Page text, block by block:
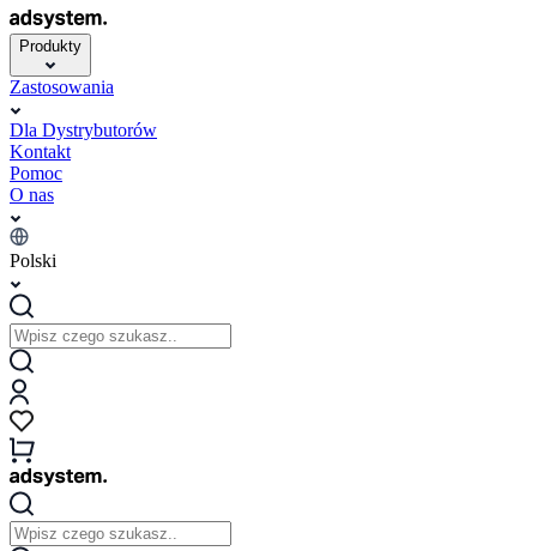
Produkty
Zastosowania
Dla Dystrybutorów
Kontakt
Pomoc
O nas
Polski